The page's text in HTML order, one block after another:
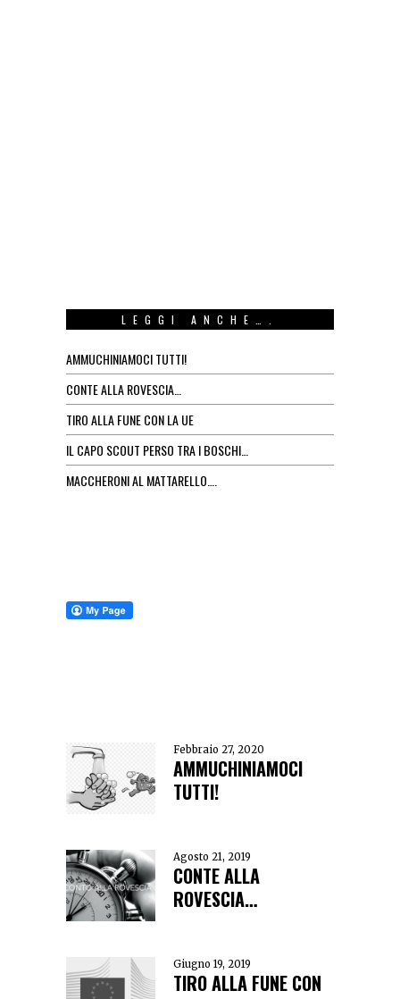
LEGGI ANCHE….
AMMUCHINIAMOCI TUTTI!
CONTE ALLA ROVESCIA…
TIRO ALLA FUNE CON LA UE
IL CAPO SCOUT PERSO TRA I BOSCHI…
MACCHERONI AL MATTARELLO….
Febbraio 27, 2020
AMMUCHINIAMOCI
TUTTI!
Agosto 21, 2019
CONTE ALLA
ROVESCIA…
Giugno 19, 2019
TIRO ALLA FUNE CON